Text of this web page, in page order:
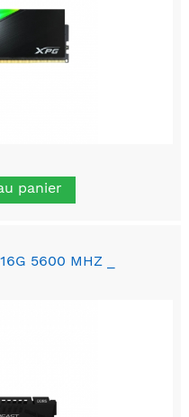
panier
5600 MHZ _